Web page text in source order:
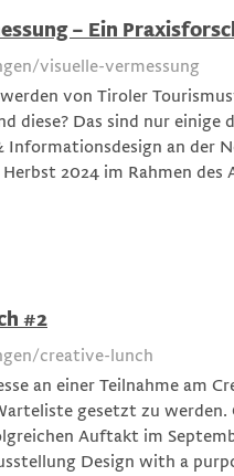
– Ein
visuelle-vermessung
von Tiroler
Das sind nur einige
Informationsdesign an der
2024 im Rahmen
#2
creative-lunch
an einer Teilnahme am
gesetzt zu werden.
Auftakt im
Design with a